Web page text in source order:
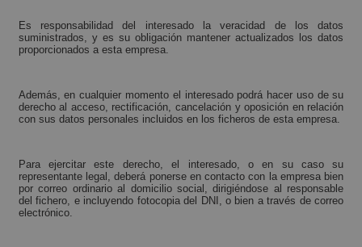
Es responsabilidad del interesado la veracidad de los datos
suministrados, y es su obligación mantener actualizados los datos
proporcionados a esta empresa.
Además, en cualquier momento el interesado podrá hacer uso de su
derecho al acceso, rectificación, cancelación y oposición en relación
con sus datos personales incluidos en los ficheros de esta empresa.
Para ejercitar este derecho, el interesado, o en su caso su
representante legal, deberá ponerse en contacto con la empresa bien
por correo ordinario al domicilio social, dirigiéndose al responsable
del fichero, e incluyendo fotocopia del DNI, o bien a través de correo
electrónico.